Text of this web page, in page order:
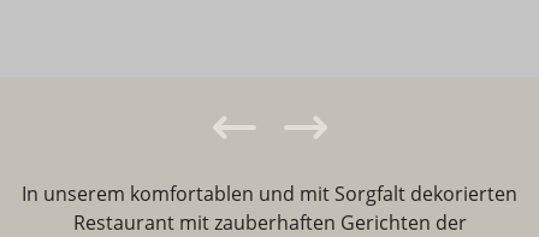
In unserem komfortablen und mit Sorgfalt dekorierten
Restaurant mit zauberhaften Gerichten der